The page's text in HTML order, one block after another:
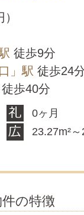
徒歩9分
」駅 徒歩24
徒歩40分
0ヶ月
23.27m²
の特徴